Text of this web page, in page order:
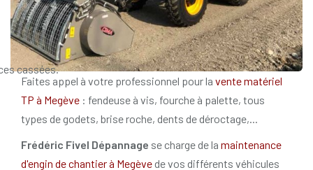
Faites appel à votre professionnel pour la vente matériel
TP à Megève : fendeuse à vis, fourche à palette, tous
types de godets, brise roche, dents de déroctage,...
Frédéric Fivel Dépannage se charge de la maintenance
d'engin de chantier à Megève de vos différents véhicules
cassées.